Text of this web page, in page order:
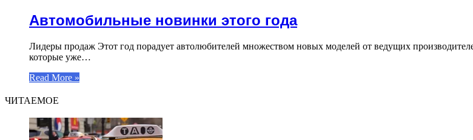
Автомобильные новинки этого года
Лидеры продаж Этот год порадует автолюбителей множеством новых моделей от ведущих
которые уже…
Read More »
ЧИТАЕМОЕ